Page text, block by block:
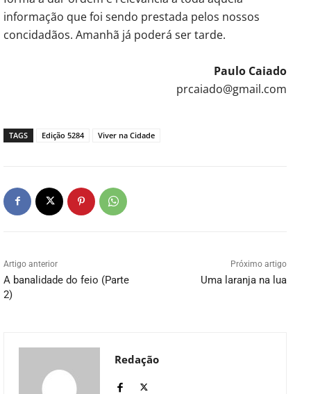
informação que foi sendo prestada pelos nossos
concidadãos. Amanhã já poderá ser tarde.
Paulo Caiado
prcaiado@gmail.com
TAGS Edição 5284 Viver na Cidade
Artigo anterior
A banalidade do feio (Parte
2)
Próximo artigo
Uma laranja na lua
Redação